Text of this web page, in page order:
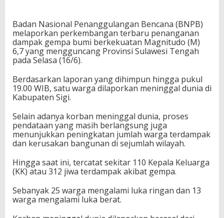
Badan Nasional Penanggulangan Bencana (BNPB)
melaporkan perkembangan terbaru penanganan
dampak gempa bumi berkekuatan Magnitudo (M)
6,7 yang mengguncang Provinsi Sulawesi Tengah
pada Selasa (16/6).
Berdasarkan laporan yang dihimpun hingga pukul
19.00 WIB, satu warga dilaporkan meninggal dunia di
Kabupaten Sigi.
Selain adanya korban meninggal dunia, proses
pendataan yang masih berlangsung juga
menunjukkan peningkatan jumlah warga terdampak
dan kerusakan bangunan di sejumlah wilayah.
Hingga saat ini, tercatat sekitar 110 Kepala Keluarga
(KK) atau 312 jiwa terdampak akibat gempa.
Sebanyak 25 warga mengalami luka ringan dan 13
warga mengalami luka berat.